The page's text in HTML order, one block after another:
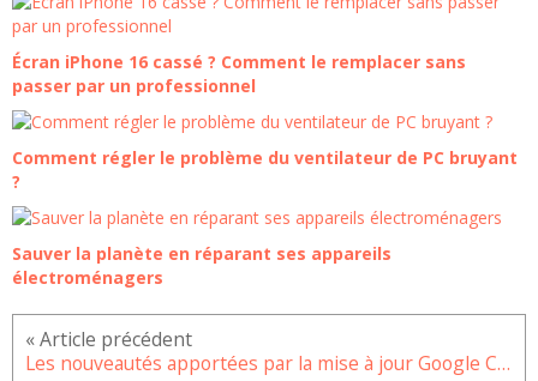
Écran iPhone 16 cassé ? Comment le remplacer sans
passer par un professionnel
Comment régler le problème du ventilateur de PC bruyant
?
Sauver la planète en réparant ses appareils
électroménagers
Les nouveautés apportées par la mise à jour Google Chrome 104